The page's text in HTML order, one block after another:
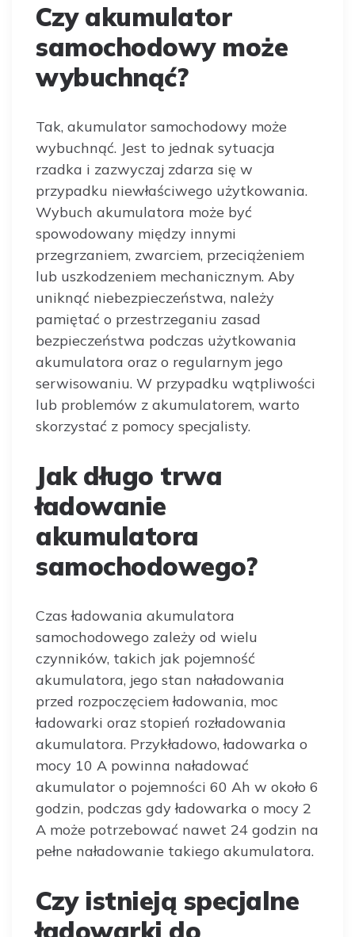
Czy akumulator
samochodowy może
wybuchnąć?
Tak, akumulator samochodowy może
wybuchnąć. Jest to jednak sytuacja
rzadka i zazwyczaj zdarza się w
przypadku niewłaściwego użytkowania.
Wybuch akumulatora może być
spowodowany między innymi
przegrzaniem, zwarciem, przeciążeniem
lub uszkodzeniem mechanicznym. Aby
uniknąć niebezpieczeństwa, należy
pamiętać o przestrzeganiu zasad
bezpieczeństwa podczas użytkowania
akumulatora oraz o regularnym jego
serwisowaniu. W przypadku wątpliwości
lub problemów z akumulatorem, warto
skorzystać z pomocy specjalisty.
Jak długo trwa
ładowanie
akumulatora
samochodowego?
Czas ładowania akumulatora
samochodowego zależy od wielu
czynników, takich jak pojemność
akumulatora, jego stan naładowania
przed rozpoczęciem ładowania, moc
ładowarki oraz stopień rozładowania
akumulatora. Przykładowo, ładowarka o
mocy 10 A powinna naładować
akumulator o pojemności 60 Ah w około 6
godzin, podczas gdy ładowarka o mocy 2
A może potrzebować nawet 24 godzin na
pełne naładowanie takiego akumulatora.
Czy istnieją specjalne
ładowarki do